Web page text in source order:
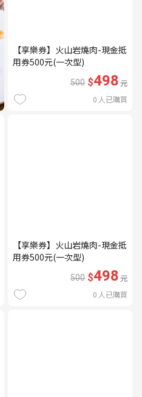
【享樂券】火山岩燒肉-現金抵
用券500元(一次型)
500 $498元
0 人已購買
【享樂券】火山岩燒肉-現金抵
用券500元(一次型)
500 $498元
0 人已購買